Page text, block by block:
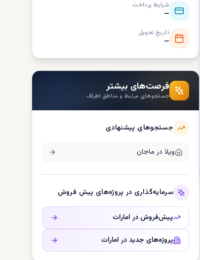
شرایط پرداخت
—
تاریخ تحویل
—
فرصت‌های بیشتر
جستجوهای مرتبط و مناطق اطراف
جستجوهای پیشنهادی
ویلا در ماجان
سرمایه‌گذاری در پروژه‌های پیش فروش
پیش‌فروش در امارات
پروژه‌های جدید در امارات